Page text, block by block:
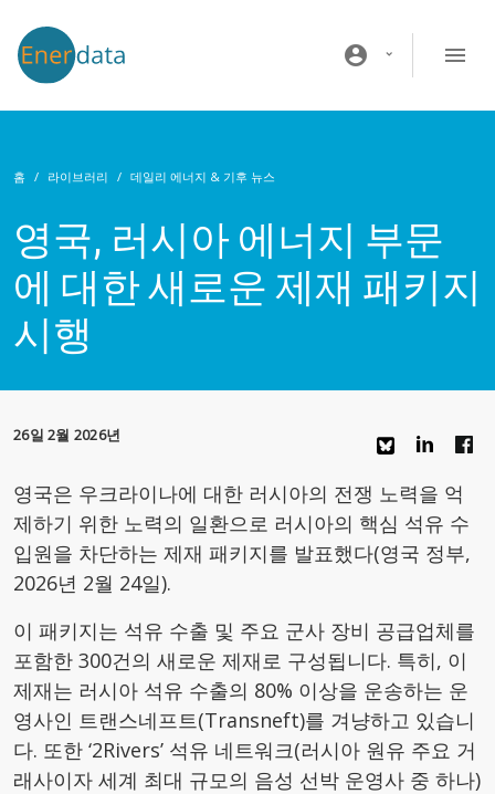
account_circle
홈 라이브러리 데일리 에너지 & 기후 뉴스
영국, 러시아 에너지 부문
에 대한 새로운 제재 패키지
시행
26일 2월 2026년
영국은 우크라이나에 대한 러시아의 전쟁 노력을 억
제하기 위한 노력의 일환으로 러시아의 핵심 석유 수
입원을 차단하는 제재 패키지를 발표했다(영국 정부,
2026년 2월 24일).
이 패키지는 석유 수출 및 주요 군사 장비 공급업체를
포함한 300건의 새로운 제재로 구성됩니다. 특히, 이
제재는 러시아 석유 수출의 80% 이상을 운송하는 운
영사인 트랜스네프트(Transneft)를 겨냥하고 있습니
다. 또한 ‘2Rivers’ 석유 네트워크(러시아 원유 주요 거
래사이자 세계 최대 규모의 음성 선박 운영사 중 하나)